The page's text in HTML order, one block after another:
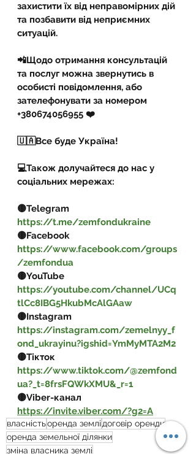
захистити їх від неправомірних дій
та позбавити від неприємних
ситуацій.
📲Щодо отримання консультацій
та послуг можна звернутись в
особисті повідомлення, або
зателефонувати за номером
+380674056955 ❤️
🇺🇦Все буде Україна!
💻Також долучайтеся до нас у
соціальних мережах:
🟡Telegram
https://t.me/zemfondukraine
🟡Facebook
https://www.facebook.com/groups
/zemfondua
🟡YouTube
https://youtube.com/channel/UCq
tlCc8IBG5HkubMcAlGAaw
🟡Instagram
https://instagram.com/zemelnyy_f
ond_ukrayinu?igshid=YmMyMTA2M2
🟡Тікток
https://www.tiktok.com/@zemfond
ua?_t=8frsFQWkXMU&_r=1
🟡Viber-канал
https://invite.viber.com/?g2=A
власністьоренда землі договір оренди
оренда земельної ділянки
зміна власника землі